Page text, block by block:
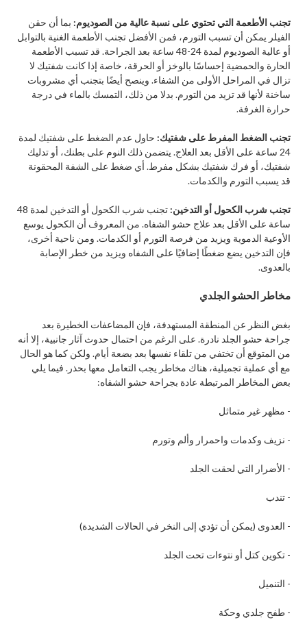
تجنب الأطعمة التي تحتوي على نسبة عالية من الصوديوم: بما أن حقن
الفيلر يمكن أن تسبب التورم، فمن الأفضل تجنب الأطعمة الغنية بالتوابل
أو عالية الصوديوم لمدة 24-48 ساعة بعد الجراحة. قد تسبب الأطعمة
الحارة والحمضية إحساسًا بالوخز أو الحرقة، خاصة إذا كانت شفتيك لا
تزال في المراحل الأولى من الشفاء. وينصح أيضًا بتجنب أي مشروبات
ساخنة لأنها قد تزيد من التورم. بدلا من ذلك، التمسك بالماء في درجة
حرارة الغرفة.​
تجنب الضغط المفرط على شفتيك: حاول عدم الضغط على شفتيك لمدة
24 ساعة على الأقل بعد العلاج. يتضمن ذلك النوم على بطنك، أو تدليك
شفتيك، أو فرك شفتيك بشكل مفرط. أي ضغط على الشفة المحقونة
قد يسبب التورم والكدمات.
تجنب شرب الكحول أو التدخين:
تجنب شرب الكحول أو التدخين لمدة 48
ساعة على الأقل بعد علاج حشو الشفاه. من المعروف أن الكحول يوسع
الأوعية الدموية ويزيد من فرصة التورم أو الكدمات. ومن ناحية أخرى،
فإن التدخين يضع ضغطًا إضافيًا على الشفاه ويزيد من خطر الإصابة
بالعدوى.​
مخاطر الحشو الجلدي
بغض النظر عن المنطقة المستهدفة، فإن المضاعفات الخطيرة بعد
جراحة حشو الجلد نادرة. على الرغم من احتمال حدوث آثار جانبية، إلا أنه
من المتوقع أن تختفي من تلقاء نفسها بعد بضعة أيام. ولكن كما هو الحال
مع أي عملية تجميلية، هناك مخاطر يجب التعامل معها بحذر. فيما يلي
بعض المخاطر المرتبطة عادة بجراحة حشو الشفاه:
- مظهر غير متماثل
- نزيف وكدمات واحمرار وألم وتورم
- الأضرار التي لحقت الجلد
- تندب
- العدوى (يمكن أن تؤدي إلى النخر في الحالات الشديدة)
- تكوين كتل أو نتوءات تحت الجلد
- التنميل
- طفح جلدي وحكة